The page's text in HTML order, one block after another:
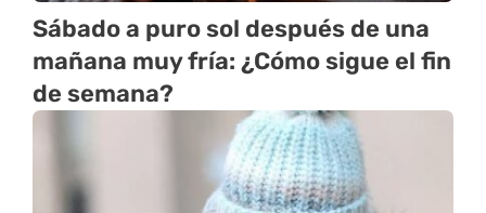
Sábado a puro sol después de una
mañana muy fría: ¿Cómo sigue el fin
de semana?